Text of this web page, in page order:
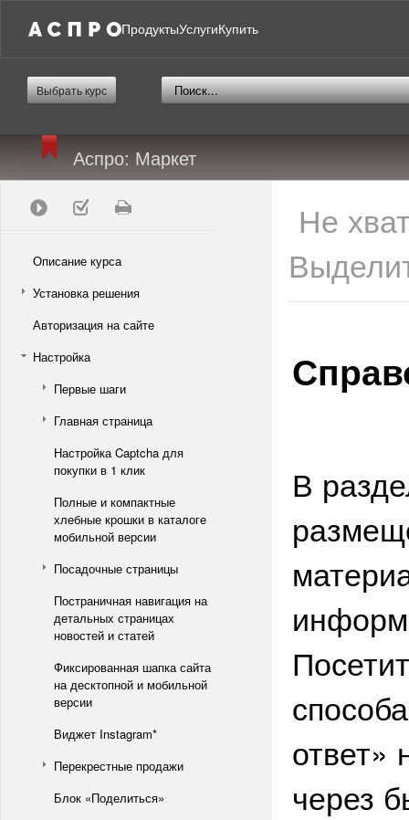
ПродуктыУслугиКупить
Выбрать курс
Аспро: Маркет
Описание курса
Установка решения
Авторизация на сайте
Настройка
Первые шаги
Главная страница
Настройка Captcha для
покупки в 1 клик
Полные и компактные
хлебные крошки в каталоге
мобильной версии
Посадочные страницы
Постраничная навигация на
детальных страницах
новостей и статей
Фиксированная шапка сайта
на десктопной и мобильной
версии
Виджет Instagram*
Перекрестные продажи
Блок «Поделиться»
Не
В
ответ»
через